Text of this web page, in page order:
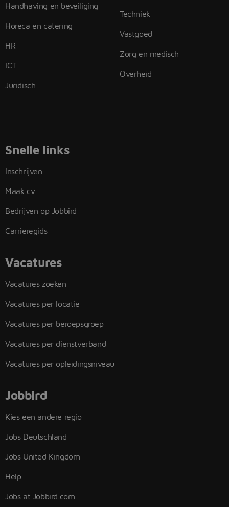
Handhaving en beveiliging
Horeca en catering
HR
ICT
Juridisch
Techniek
Vastgoed
Zorg en medisch
Overheid
Snelle links
Inschrijven
Maak cv
Bedrijven op Jobbird
Carrieregids
Vacatures
Vacatures zoeken
Vacatures per locatie
Vacatures per beroepsgroep
Vacatures per dienstverband
Vacatures per opleidingsniveau
Jobbird
Kies een andere regio
Jobs Deutschland
Jobs United Kingdom
Help
Jobs at Jobbird.com